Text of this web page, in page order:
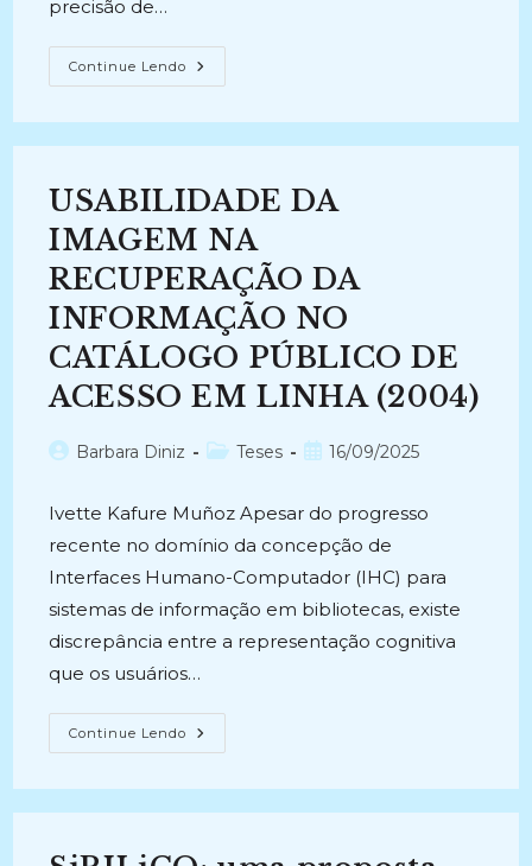
precisão de…
Continue Lendo PRECISÃO
NO
E
INFORMAÇÃO
(2005)
USABILIDADE DA
IMAGEM NA
RECUPERAÇÃO DA
INFORMAÇÃO NO
CATÁLOGO PÚBLICO DE
ACESSO EM LINHA (2004)
AutorBarbara Diniz
Categoria
Teses
Post16/09/2025
Ivette Kafure Muñoz Apesar do progresso
recente no domínio da concepção de
Interfaces Humano-Computador (IHC) para
sistemas de informação em bibliotecas, existe
discrepância entre a representação cognitiva
que os usuários…
Continue Lendo USABILIDADE
DA
DA